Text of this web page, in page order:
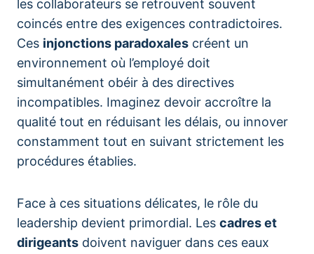
les collaborateurs se retrouvent souvent
coincés entre des exigences contradictoires.
Ces injonctions paradoxales créent un
environnement où l’employé doit
simultanément obéir à des directives
incompatibles. Imaginez devoir accroître la
qualité tout en réduisant les délais, ou innover
constamment tout en suivant strictement les
procédures établies.
Face à ces situations délicates, le rôle du
leadership devient primordial. Les cadres et
dirigeants doivent naviguer dans ces eaux